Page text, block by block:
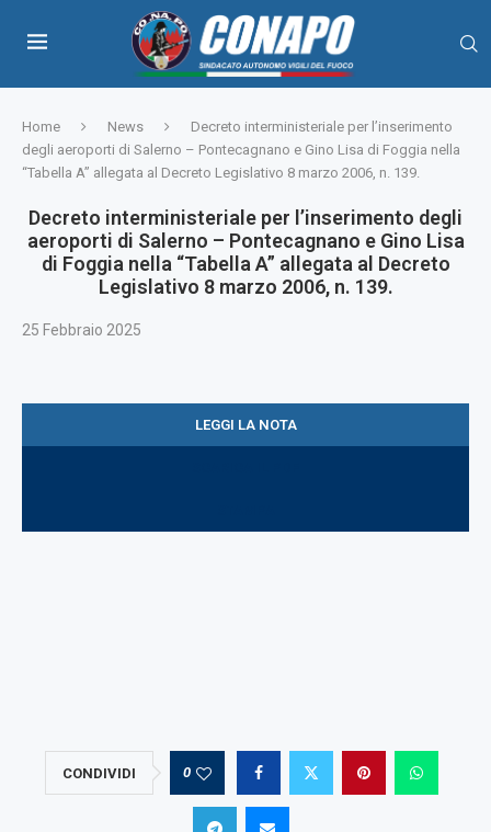
Home News
Decreto interministeriale per l’inserimento
degli aeroporti di Salerno – Pontecagnano e Gino Lisa di Foggia nella
“Tabella A” allegata al Decreto Legislativo 8 marzo 2006, n. 139.
Decreto interministeriale per l’inserimento degli
aeroporti di Salerno – Pontecagnano e Gino Lisa
di Foggia nella “Tabella A” allegata al Decreto
Legislativo 8 marzo 2006, n. 139.
25 Febbraio 2025
LEGGI LA NOTA
CONDIVIDI 0